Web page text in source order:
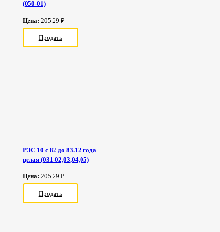
(050-01)
Цена:205.29 ₽
Продать
РЭС 10 с 82 до 83.12 года
целая (031-02,03,04,05)
Цена:205.29 ₽
Продать